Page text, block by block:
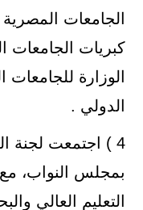
الجامعات
كبريات الجامعات
الوزارة
الدولي .
4 ) اجتمعت لجنة
بمجلس النواب،
التعليم العالي